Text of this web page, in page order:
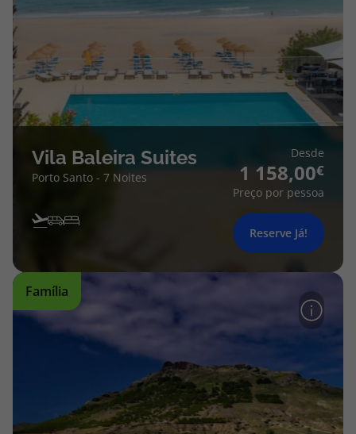
Vila Baleira Suites
Porto Santo - 7 Noites
Desde
1 158,00
Preço por pessoa
Reserve Já!
Família